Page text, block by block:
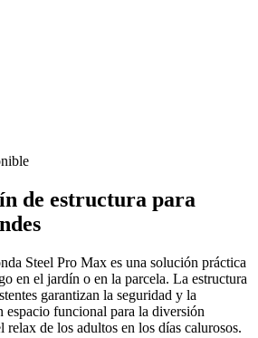
de estructura para
Steel Pro Max es una solución práctica
en el jardín o en la parcela. La estructura
garantizan la seguridad y la
espacio funcional para la diversión
de los adultos en los días calurosos.